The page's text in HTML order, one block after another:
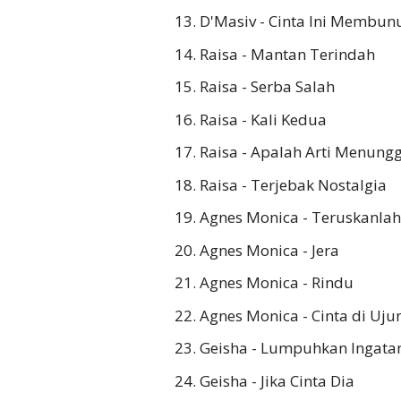
D'Masiv - Cinta Ini
Raisa - Mantan Terindah
Raisa - Serba Salah
Raisa - Kali Kedua
Raisa - Apalah Arti
Raisa - Terjebak Nostalgia
Agnes Monica - Teruskanlah
Agnes Monica - Jera
Agnes Monica - Rindu
Agnes Monica - Cinta di
Geisha - Lumpuhkan
Geisha - Jika Cinta Dia